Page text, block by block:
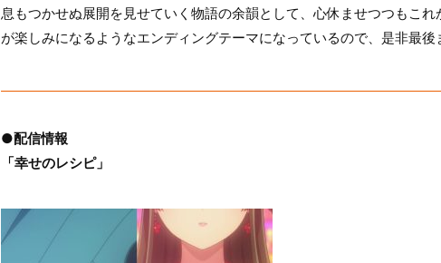
息もつかせぬ展開を見せていく物語の余韻として、心休ませつつもこ
が楽しみになるようなエンディングテーマになっているので、是非最後
●配信情報
「幸せのレシピ」